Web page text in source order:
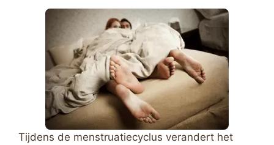
Tijdens de menstruatiecyclus verandert het